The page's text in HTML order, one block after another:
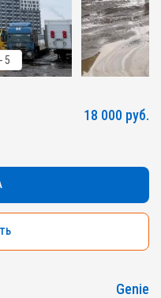
-5
18 000 руб.
Genie